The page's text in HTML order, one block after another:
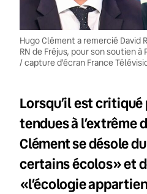
Hugo Clément a remercié David
RN de Fréjus, pour son soutien
/ capture d’écran France
Lorsqu’il est critiqué
tendues à l’extrême
Clément se désole
certains écolos» et
«l’écologie